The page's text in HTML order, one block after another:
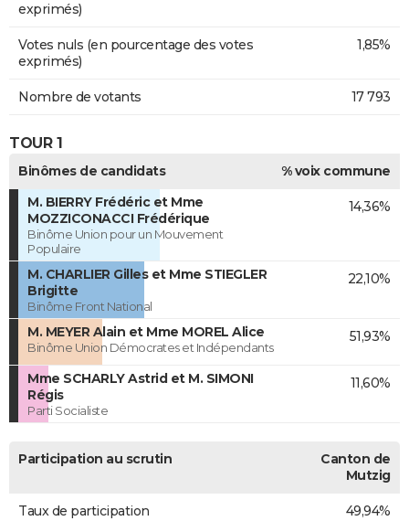
exprimés)
Votes nuls (en pourcentage des votes
exprimés)
1,85%
Nombre de votants 17 793
TOUR 1
Binômes de candidats
% voix commune
M. BIERRY Frédéric et Mme
MOZZICONACCI Frédérique
Binôme Union pour un Mouvement
Populaire
14,36%
M. CHARLIER Gilles et Mme STIEGLER
Brigitte
Binôme Front National
22,10%
M. MEYER Alain et Mme MOREL Alice
Binôme Union Démocrates et Indépendants
51,93%
Mme SCHARLY Astrid et M. SIMONI
Régis
Parti Socialiste
11,60%
Participation au scrutin
Canton de
Mutzig
Taux de participation 49,94%